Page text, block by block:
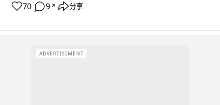
70 9 ↗ 分享
ADVERTISEMENT